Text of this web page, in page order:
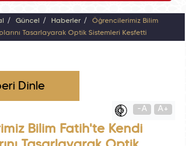
Güncel Haberler
Öğrencilerimiz Bilim
Tasarlayarak Optik Sistemleri Keşfetti
Dinle
-A A+
Bilim Fatih'te Kendi